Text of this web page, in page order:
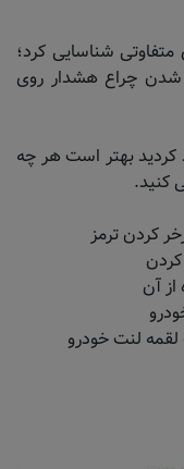
متفاوتی شناسایی کرد؛
چراع هشدار روی
کردید بهتر است هر چه
کنید.